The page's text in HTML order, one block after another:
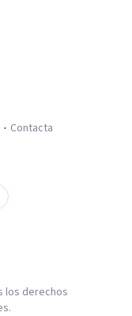
Contacta
los derechos
.